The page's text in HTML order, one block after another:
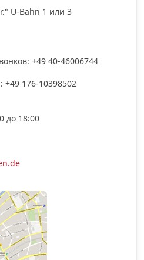
U-Bahn 1 или 3
+49 40-46006744
+49 176-10398502
до 18:00